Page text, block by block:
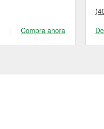
| Compra ahora